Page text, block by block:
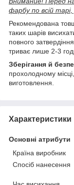
фарбу по всій
Рекомендована
таких шарів
повного
триває лише 2-3
Зберігання й
прохолодному
виготовлення.
Характеристики
Основні атрибути
Країна виробник
Спосіб нанесення